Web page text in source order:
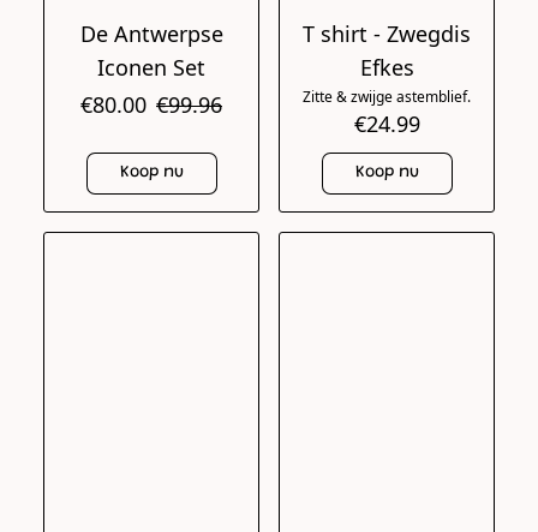
De Antwerpse
Iconen Set
€80.00 €99.96
Koop nu
T shirt - Zwegdis
Efkes
Zitte & zwijge astemblief.
€24.99
Koop nu